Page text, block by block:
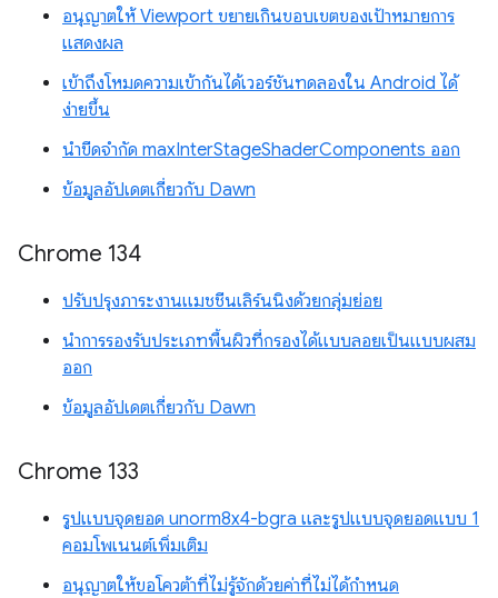
อนุญาตให้ Viewport ขยายเกินขอบเขตของเป้าหมายการ
แสดงผล
เข้าถึงโหมดความเข้ากันได้เวอร์ชันทดลองใน Android ได้
ง่ายขึ้น
นำขีดจำกัด maxInterStageShaderComponents ออก
ข้อมูลอัปเดตเกี่ยวกับ Dawn
Chrome 134
ปรับปรุงภาระงานแมชชีนเลิร์นนิงด้วยกลุ่มย่อย
นำการรองรับประเภทพื้นผิวที่กรองได้แบบลอยเป็นแบบผสม
ออก
ข้อมูลอัปเดตเกี่ยวกับ Dawn
Chrome 133
รูปแบบจุดยอด unorm8x4-bgra และรูปแบบจุดยอดแบบ 1
คอมโพเนนต์เพิ่มเติม
อนุญาตให้ขอโควต้าที่ไม่รู้จักด้วยค่าที่ไม่ได้กำหนด